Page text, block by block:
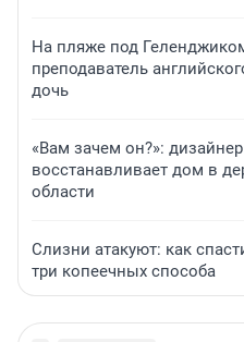
На пляже под
преподаватель
дочь
«Вам зачем он?»:
восстанавливает дом в
области
Слизни атакуют: как
три копеечных способа